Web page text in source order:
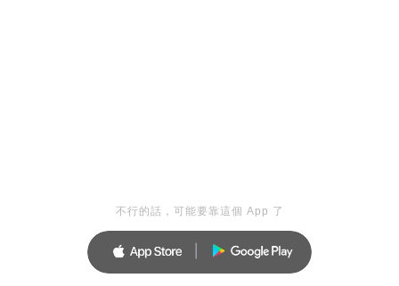
不行的話，可能要靠這個 App 了